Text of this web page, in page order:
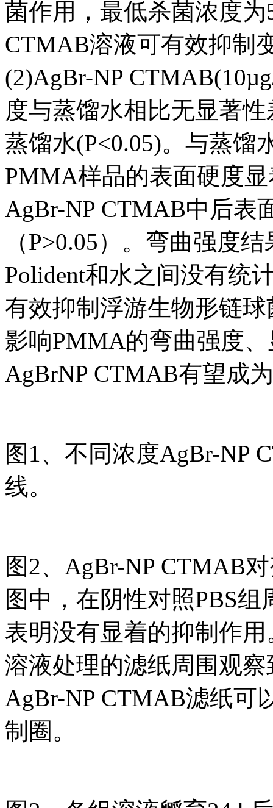
菌作用，最低杀菌浓度为
CTMAB溶液可有效抑制
(2)AgBr-NP
度与蒸馏水相比无显著
蒸馏水(P<0.05)。与蒸馏
PMMA样品的表面硬度
AgBr-NP CTMAB中后表
（P>0.05）。弯曲强度
Polident和水之间没有统
有效抑制浮游生物形链
影响PMMA的弯曲强度
AgBrNP CTMAB有望成
图1、不同浓度AgBr-NP
线。
图2、AgBr-NP CTMAB
图中，在阴性对照PBS
表明没有显着的抑制作
溶液处理的滤纸周围观
AgBr-NP CTMAB滤纸可
制圈。